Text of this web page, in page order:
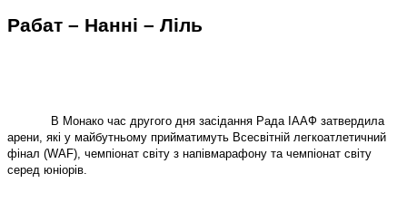
Рабат – Нанні – Ліль
В Монако час другого дня засідання Рада ІААФ затвердила
арени, які у майбутньому прийматимуть Всесвітній легкоатлетичний
фінал (WAF), чемпіонат світу з напівмарафону та чемпіонат світу
серед юніорів.